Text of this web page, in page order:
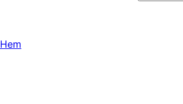
Hem